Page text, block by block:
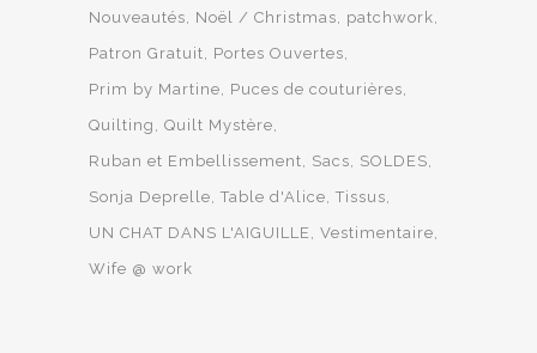
Nouveautés
Noël / Christmas
patchwork
Patron Gratuit
Portes Ouvertes
Prim by Martine
Puces de couturières
Quilting
Quilt Mystère
Ruban et Embellissement
Sacs
SOLDES
Sonja Deprelle Table d'Alice Tissus
UN CHAT DANS L'AIGUILLE Vestimentaire
Wife @ work